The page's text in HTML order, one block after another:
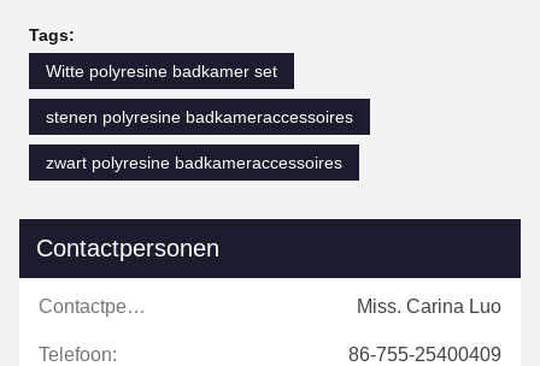
Tags:
Witte polyresine badkamer set
stenen polyresine badkameraccessoires
zwart polyresine badkameraccessoires
Contactpersonen
Contactpersonen: Miss. Carina Luo
Telefoon: 86-755-25400409